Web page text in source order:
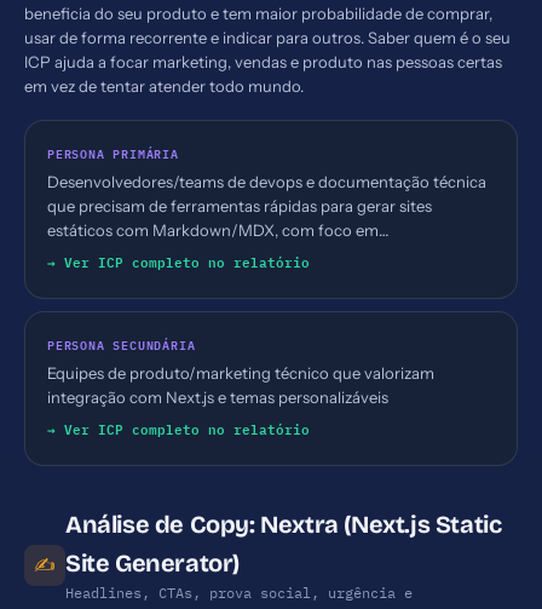
beneficia do seu produto e tem maior probabilidade de comprar,
usar de forma recorrente e indicar para outros. Saber quem é o seu
ICP ajuda a focar marketing, vendas e produto nas pessoas certas
em vez de tentar atender todo mundo.
PERSONA PRIMÁRIA
Desenvolvedores/teams de devops e documentação técnica
que precisam de ferramentas rápidas para gerar sites
estáticos com Markdown/MDX, com foco em
documentação, blogs e sites de conteúdo estático
→ Ver ICP completo no relatório
PERSONA SECUNDÁRIA
Equipes de produto/marketing técnico que valorizam
integração com Next.js e temas personalizáveis
→ Ver ICP completo no relatório
✍️
Análise de Copy: Nextra (Next.js Static
Site Generator)
Headlines, CTAs, prova social, urgência e